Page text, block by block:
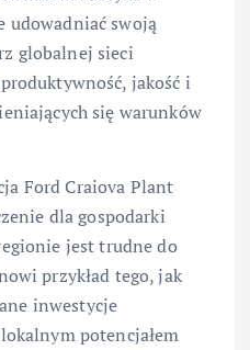
udowadniać swoją
globalnej sieci
jakość i
się warunków
Ford Craiova Plant
dla gospodarki
jest trudne do
przykład tego, jak
inwestycje
potencjałem